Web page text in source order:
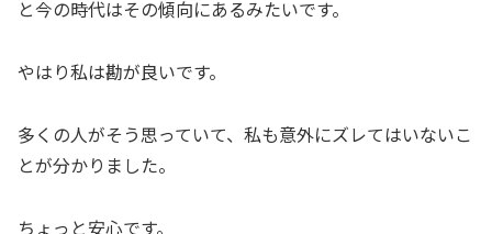
と今の時代はその傾向にあるみたいです。
やはり私は勘が良いです。
多くの人がそう思っていて、私も意外にズレてはいないこ
とが分かりました。
ちょっと安心です。